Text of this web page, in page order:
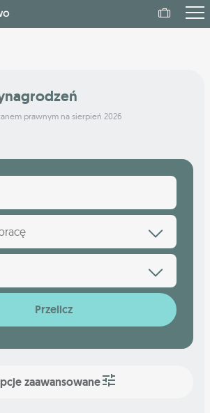
prawnym na sierpień 2026
Przelicz
zaawansowane